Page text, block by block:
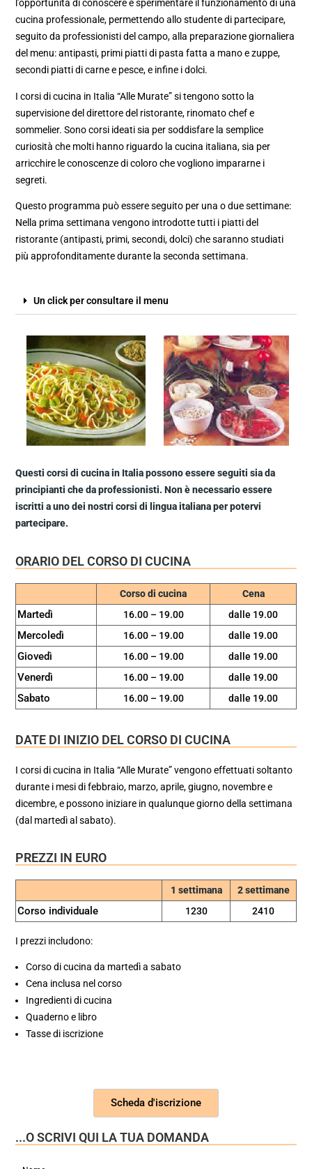
l’opportunità di conoscere e sperimentare il funzionamento di una
cucina professionale, permettendo allo studente di partecipare,
seguito da professionisti del campo, alla preparazione giornaliera
del menu: antipasti, primi piatti di pasta fatta a mano e zuppe,
secondi piatti di carne e pesce, e infine i dolci.
I corsi di cucina in Italia “Alle Murate” si tengono sotto la
supervisione del direttore del ristorante, rinomato chef e
sommelier. Sono corsi ideati sia per soddisfare la semplice
curiosità che molti hanno riguardo la cucina italiana, sia per
arricchire le conoscenze di coloro che vogliono impararne i
segreti.
Questo programma può essere seguito per una o due settimane:
Nella prima settimana vengono introdotte tutti i piatti del
ristorante (antipasti, primi, secondi, dolci) che saranno studiati
più approfonditamente durante la seconda settimana.
Un click per consultare il menu
Questi corsi di cucina in Italia possono essere seguiti sia da
principianti che da professionisti. Non è necessario essere
iscritti a uno dei nostri corsi di lingua italiana per potervi
partecipare.
ORARIO DEL CORSO DI CUCINA
Corso di cucina Cena
Martedì 16.00 – 19.00 dalle 19.00
Mercoledì 16.00 – 19.00 dalle 19.00
Giovedì 16.00 – 19.00 dalle 19.00
Venerdì 16.00 – 19.00 dalle 19.00
Sabato 16.00 – 19.00 dalle 19.00
DATE DI INIZIO DEL CORSO DI CUCINA
I corsi di cucina in Italia “Alle Murate” vengono effettuati soltanto
durante i mesi di febbraio, marzo, aprile, giugno, novembre e
dicembre, e possono iniziare in qualunque giorno della settimana
(dal martedì al sabato).
PREZZI IN EURO
1 settimana 2 settimane
Corso individuale 1230 2410
I prezzi includono:
Corso di cucina da martedì a sabato
Cena inclusa nel corso
Ingredienti di cucina
Quaderno e libro
Tasse di iscrizione
Scheda d'iscrizione
...O SCRIVI QUI LA TUA DOMANDA